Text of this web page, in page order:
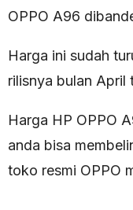
OPPO A96
Harga ini sudah
rilisnya bulan April
Harga HP OPPO
anda bisa
toko resmi OPPO